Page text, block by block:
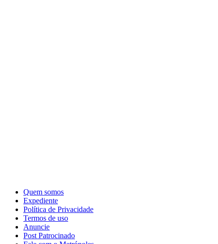
Quem somos
Expediente
Política de Privacidade
Termos de uso
Anuncie
Post Patrocinado